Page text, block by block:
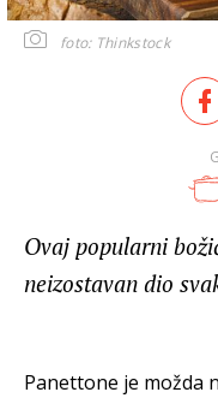
foto: Thinkstock
Ovaj popularni
neizostavan dio
Panettone je možda